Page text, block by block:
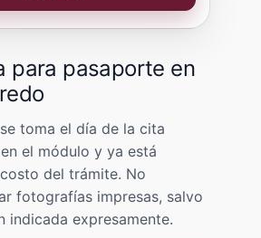
para pasaporte en
toma el día de la cita
el módulo y ya está
del trámite. No
fotografías impresas, salvo
indicada expresamente.